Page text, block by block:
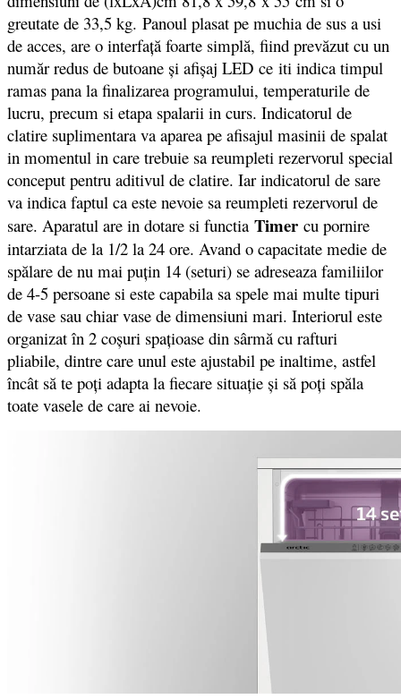
greutate de 33,5 kg. Panoul plasat pe muchia de sus a usi
de acces, are o interfață foarte simplă, fiind prevăzut cu un
număr redus de butoane și afișaj LED ce iti indica timpul
ramas pana la finalizarea programului, temperaturile de
lucru, precum si etapa spalarii in curs. Indicatorul de
clatire suplimentara va aparea pe afisajul masinii de spalat
in momentul in care trebuie sa reumpleti rezervorul special
conceput pentru aditivul de clatire. Iar indicatorul de sare
va indica faptul ca este nevoie sa reumpleti rezervorul de
sare. Aparatul are in dotare si functia Timer cu pornire
intarziata de la 1/2 la 24 ore. Avand o capacitate medie de
spălare de nu mai puțin 14 (seturi) se adreseaza familiilor
de 4-5 persoane si este capabila sa spele mai multe tipuri
de vase sau chiar vase de dimensiuni mari. Interiorul este
organizat în 2 coșuri spațioase din sârmă cu rafturi
pliabile, dintre care unul este ajustabil pe inaltime, astfel
încât să te poți adapta la fiecare situație și să poți spăla
toate vasele de care ai nevoie.